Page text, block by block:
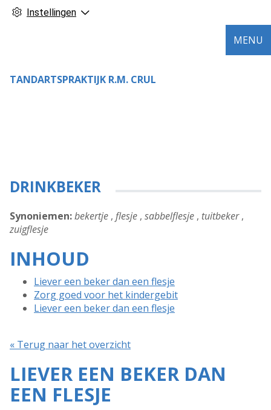
Instellingen
TANDARTSPRAKTIJK R.M. CRUL
MENU
DRINKBEKER
Synoniemen:bekertje , flesje , sabbelflesje , tuitbeker,
zuigflesje
INHOUD
Liever een beker dan een flesje
Zorg goed voor het kindergebit
Liever een beker dan een flesje
« Terug naar het overzicht
LIEVER EEN BEKER DAN
EEN FLESJE